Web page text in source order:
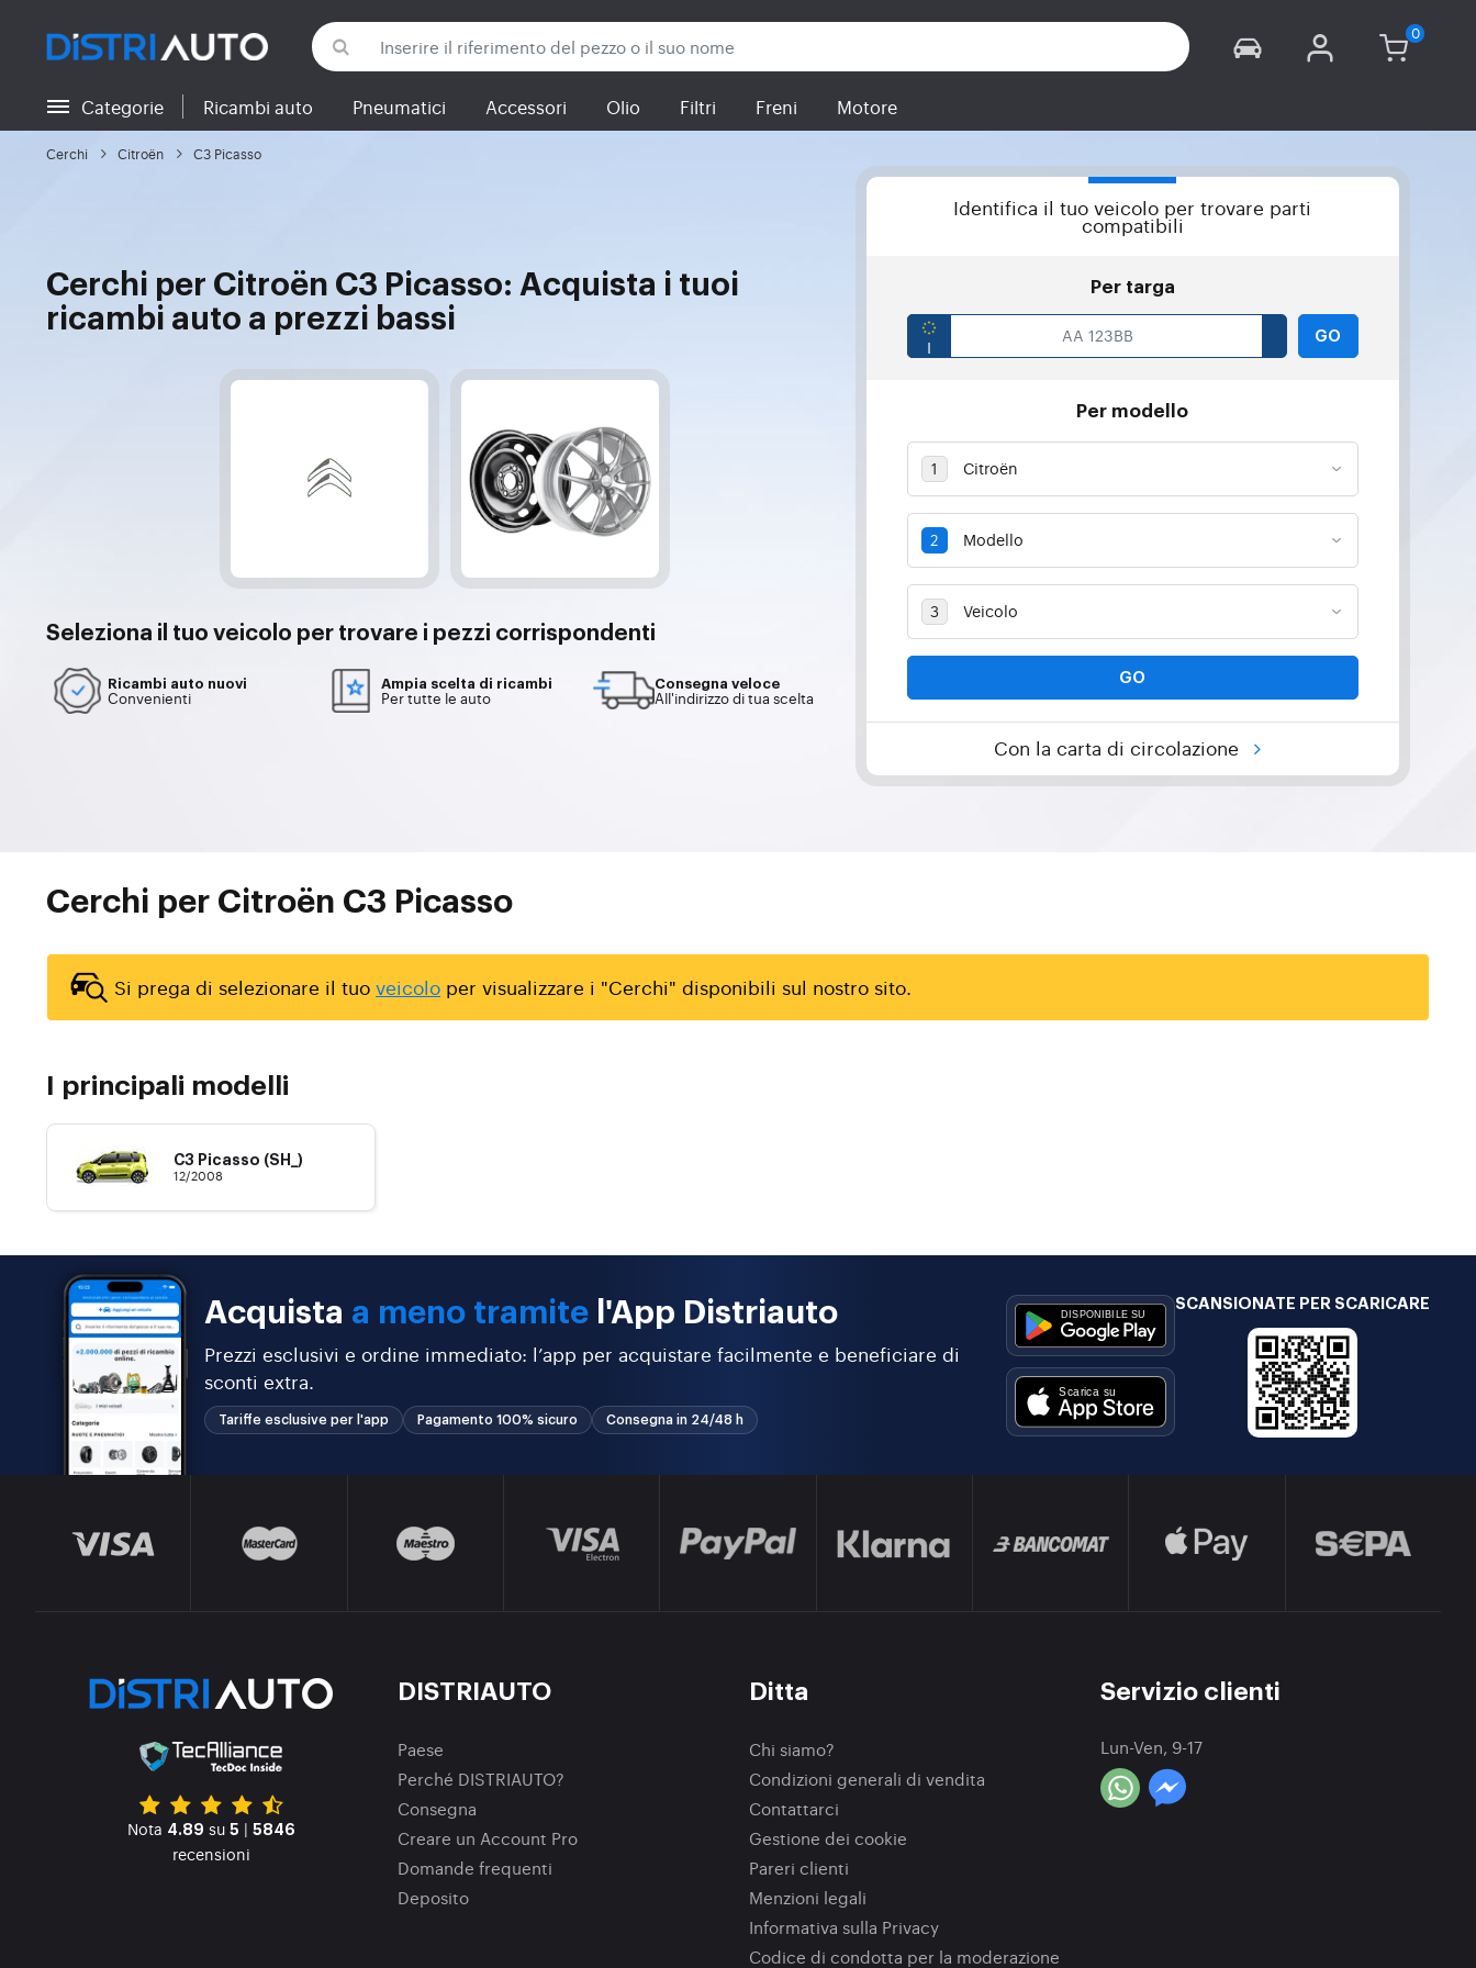
Torna alle categorie
Categorie Ricambi auto Pneumatici Accessori Olio Filtri Freni Motore
Cerchi Citroën C3 Picasso
Cerchi per Citroën C3 Picasso: Acquista i tuoi
ricambi auto a prezzi bassi
Seleziona il tuo veicolo per trovare i pezzi corrispondenti
Ricambi auto nuovi
Convenienti
Ampia scelta di ricambi
Per tutte le auto
Consegna veloce
All'indirizzo di tua scelta
Identifica il tuo veicolo per trovare parti
compatibili
Per targa
GO
Per modello
GO
Con la carta di circolazione
Cerchi per Citroën C3 Picasso
Si prega di selezionare il tuo veicolo per visualizzare i "Cerchi" disponibili sul nostro sito.
I principali modelli
C3 Picasso (SH_)
12/2008
Acquista a meno tramite l'App Distriauto
Prezzi esclusivi e ordine immediato: l’app per acquistare facilmente e beneficiare di
sconti extra.
Tariffe esclusive per l'app Pagamento 100% sicuro Consegna in 24/48 h
SCANSIONATE PER SCARICARE
Nota 4.89 su 5 | 5846
recensioni
DISTRIAUTO
Paese
Perché DISTRIAUTO?
Consegna
Creare un Account Pro
Domande frequenti
Deposito
Ditta
Chi siamo?
Condizioni generali di vendita
Contattarci
Gestione dei cookie
Pareri clienti
Menzioni legali
Informativa sulla Privacy
Codice di condotta per la moderazione
Servizio clienti
Lun-Ven, 9-17